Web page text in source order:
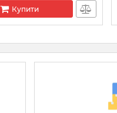
Купити